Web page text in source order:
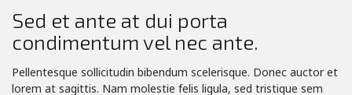
Sed et ante at dui porta
condimentum vel nec ante.
Pellentesque sollicitudin bibendum scelerisque. Donec auctor et
lorem at sagittis. Nam molestie felis ligula, sed tristique sem